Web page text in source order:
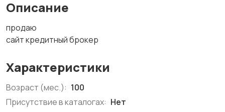
Описание
продаю
сайт кредитный брокер
Характеристики
Возраст (мес.): 100
Присутствие в каталогах: Нет